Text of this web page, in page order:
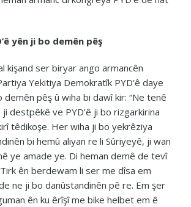
yên ji bo demên pêş
kişand ser biryar ango armancên
Yekitiya Demokratîk PYD’ê daye
pêş û wiha bi dawî kir: “Ne tenê
destpêkê ve PYD’ê ji bo rizgarkirina
têdikoşe. Her wiha ji bo yekrêziya
bi hemû aliyan re li Sûriyeyê, ji wan
ye amade ye. Di heman demê de tevî
ên berdewam li ser me dîsa em
ne ji bo danûstandinên pê re. Em şer
ên ku êrîşî me bike helbet em ê